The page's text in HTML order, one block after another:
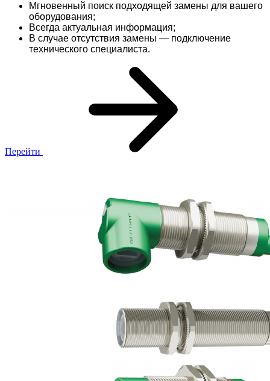
Мгновенный поиск подходящей замены для вашего
оборудования;
Всегда актуальная информация;
В случае отсутствия замены — подключение
технического специалиста.
Перейти